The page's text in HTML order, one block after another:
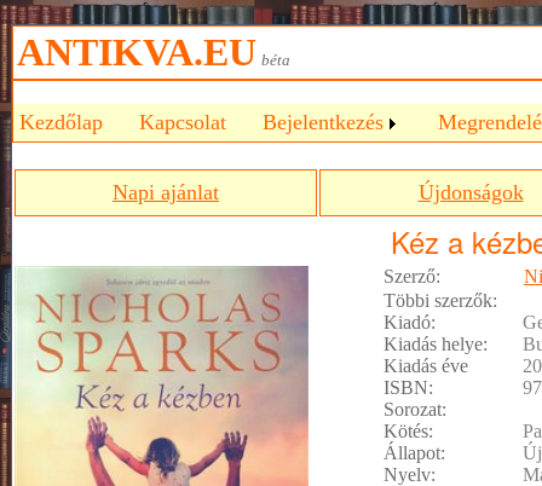
ANTIKVA.EU béta
Kezdőlap Kapcsolat Bejelentkezés
Napi ajánlat Újdonságok
Kéz a
Szerző:
Többi szerzők:
Kiadó:
Kiadás helye:
Kiadás éve
ISBN:
Sorozat:
Kötés:
Állapot:
Nyelv: